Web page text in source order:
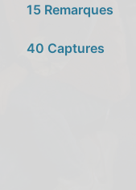
15 Remarques
40 Captures